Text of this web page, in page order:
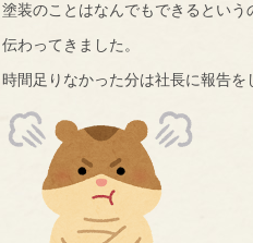
塗装のことはなんでもできるという
伝わってきました。
時間足りなかった分は社長に報告を